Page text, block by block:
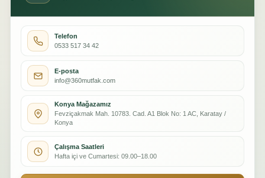
Telefon
0533 517 34 42
E-posta
info@360mutfak.com
Konya Mağazamız
Fevziçakmak Mah. 10783. Cad. A1 Blok No: 1 AC, Karatay /
Konya
Çalışma Saatleri
Hafta içi ve Cumartesi: 09.00–18.00